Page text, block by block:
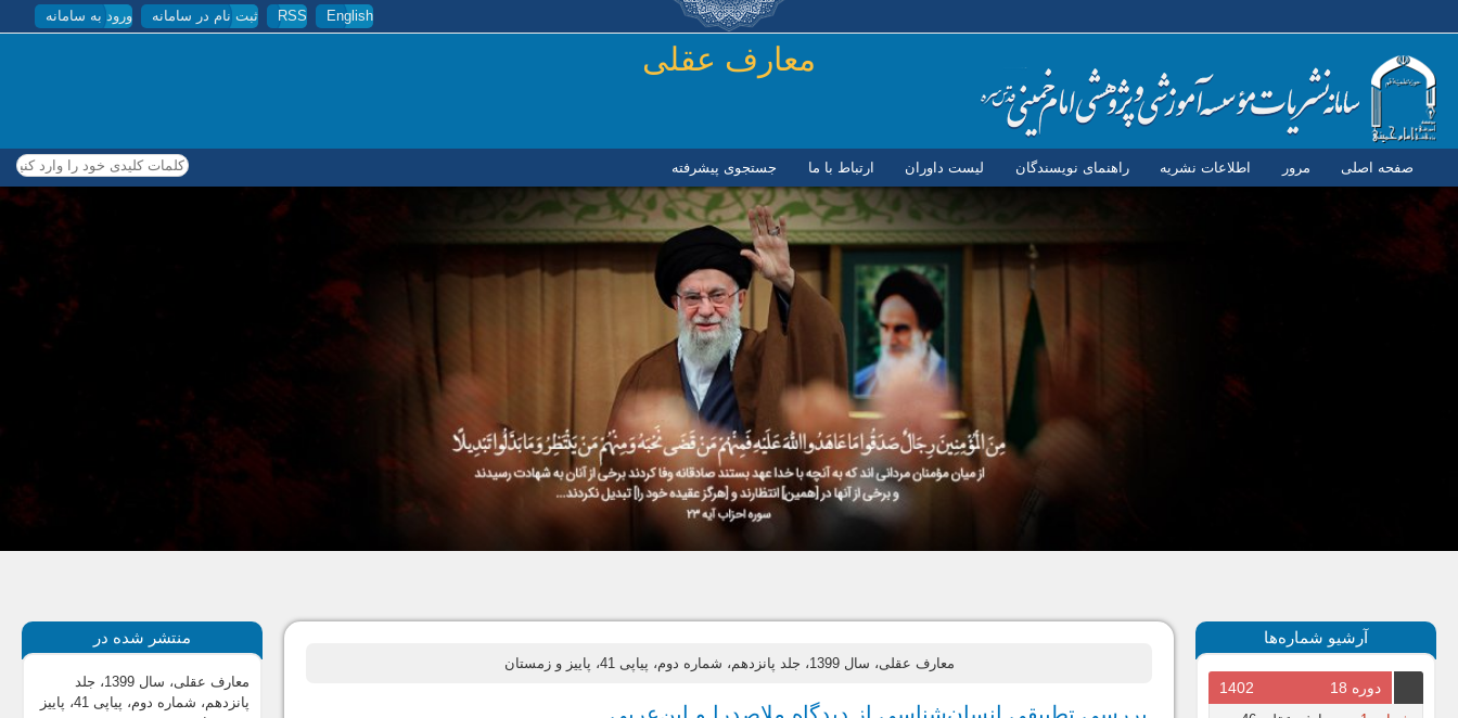
رفتن به محتوای اصلی English
RSS ثبت نام در سامانه ورود به سامانه
معارف عقلی
صفحه اصلی مرور اطلاعات نشریه راهنمای نویسندگان لیست داوران ارتباط با ما جستجوی پیشرفته کلمات کلیدی خود را وارد کنید
آرشیو شماره‌ها
دوره 18 1402
معارف عقلی، سال 1399، جلد پانزدهم، شماره دوم، پیاپی 41، پاییز و زمستان
منتشر شده در
معارف عقلی، سال 1399، جلد
پانزدهم، شماره دوم، پیاپی 41، پاییز